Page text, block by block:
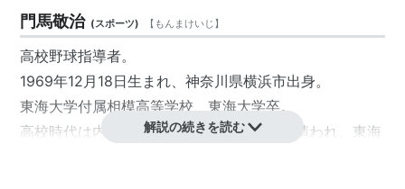
門馬敬治 (スポーツ) 【 もんまけいじ 】
高校野球指導者。
1969年12月18日生まれ、神奈川県横浜市出身。
東海大学付属相模高等学校、東海大学卒。
高校時代は内野手で主将。恩師の原貢氏に請われ、東海
解説の続きを読む